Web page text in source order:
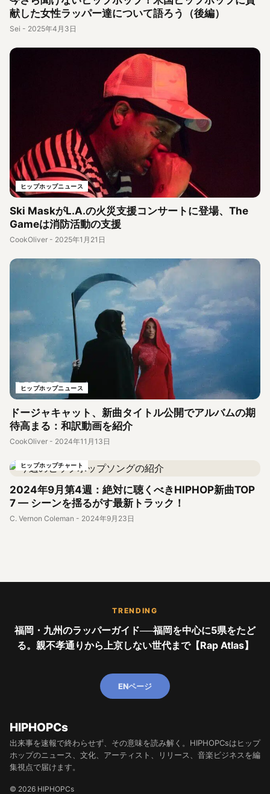
献した女性ラッパー達について語ろう（後編）
Sei - 2025年4月3日
ヒップホップニュース
Ski MaskがL.A.の火災支援コンサートに登場、The
Gameは消防活動の支援
CookOliver - 2025年1月21日
ヒップホップニュース
ドージャキャット、新曲タイトル公開でアルバムの期
待高まる：和訳動画を紹介
CookOliver - 2024年11月13日
ヒップホップチャート
2024年9月第4週：絶対に聴くべきHIPHOP新曲TOP
7 — シーンを揺るがす最新トラック！
C. Vernon Coleman - 2024年9月23日
TRENDING
福岡・九州のラッパーガイド──福岡を中心に5県をたど
る。親不孝通りから上京しない世代まで【Rap Atlas】
ENページ
HIPHOPCs
出来事を速報で終わらせず、その意味を読み解く。HIPHOPCsはヒップ
ホップのニュース、文化、アーティスト、リリース、音楽ビジネスを編
集視点で届けます。
© 2026 HIPHOPCs